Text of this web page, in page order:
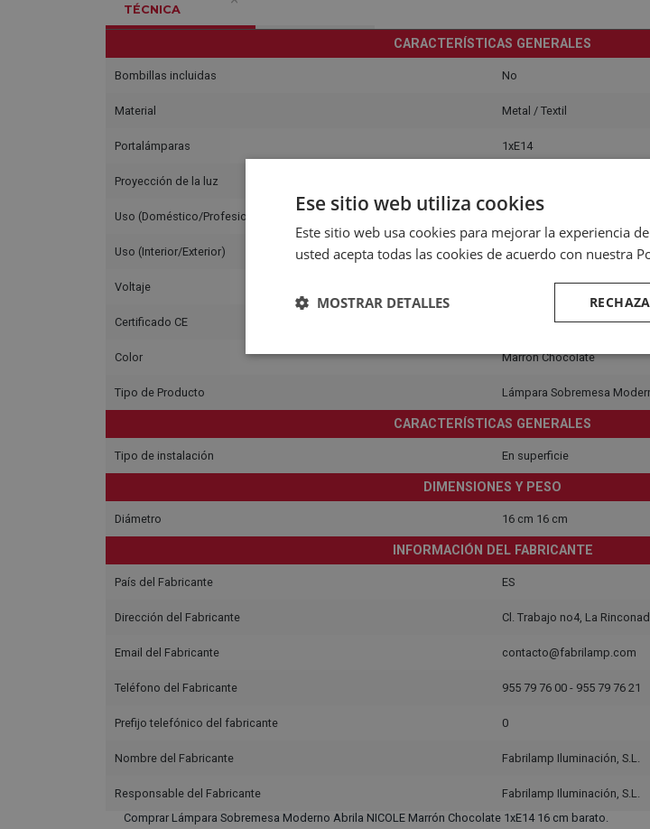
TÉCNICA
CARACTERÍSTICAS GENERALES
Bombillas incluidas No
Material Metal / Textil
Portalámparas 1xE14
Proyección de la luz
Uso (Doméstico/Profesional)
Uso (Interior/Exterior) Recomendado para
Voltaje
Certificado CE
Color Marrón Chocolate
Tipo de Producto Lámpara Sobremesa
CARACTERÍSTICAS GENERALES
Tipo de instalación En superficie
DIMENSIONES Y PESO
Diámetro 16 cm 16 cm
INFORMACIÓN DEL FABRICANTE
País del Fabricante ES
Dirección del Fabricante Cl. Trabajo no4, La
Email del Fabricante contacto@fabrilamp.com
Teléfono del Fabricante 955 79 76 00 - 955 79 76 21
Prefijo telefónico del fabricante 0
Nombre del Fabricante Fabrilamp Iluminación, S.L.
Responsable del Fabricante
Fabrilamp Iluminación, S.L.
Comprar Lámpara Sobremesa Moderno Abrila NICOLE Marrón Chocolate 1xE14 16 cm barato.
Ese sitio web utiliza cookies
Este sitio web usa cookies para mejorar la experiencia
usted acepta todas las cookies de acuerdo con nuestra
MOSTRAR DETALLES